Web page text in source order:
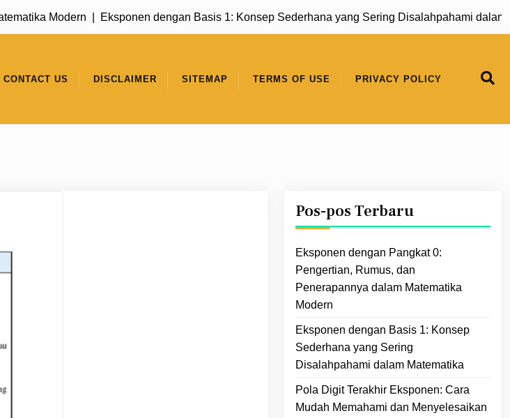
Modern |Eksponen dengan Basis 1: Konsep Sederhana yang Sering Disalahpahami dalam
CONTACT US DISCLAIMER SITEMAP TERMS OF USE PRIVACY POLICY
Pos-pos Terbaru
Eksponen dengan Pangkat 0:
Pengertian, Rumus, dan
Penerapannya dalam Matematika
Modern
Eksponen dengan Basis 1: Konsep
Sederhana yang Sering
Disalahpahami dalam Matematika
Pola Digit Terakhir Eksponen: Cara
Mudah Memahami dan Menyelesaikan